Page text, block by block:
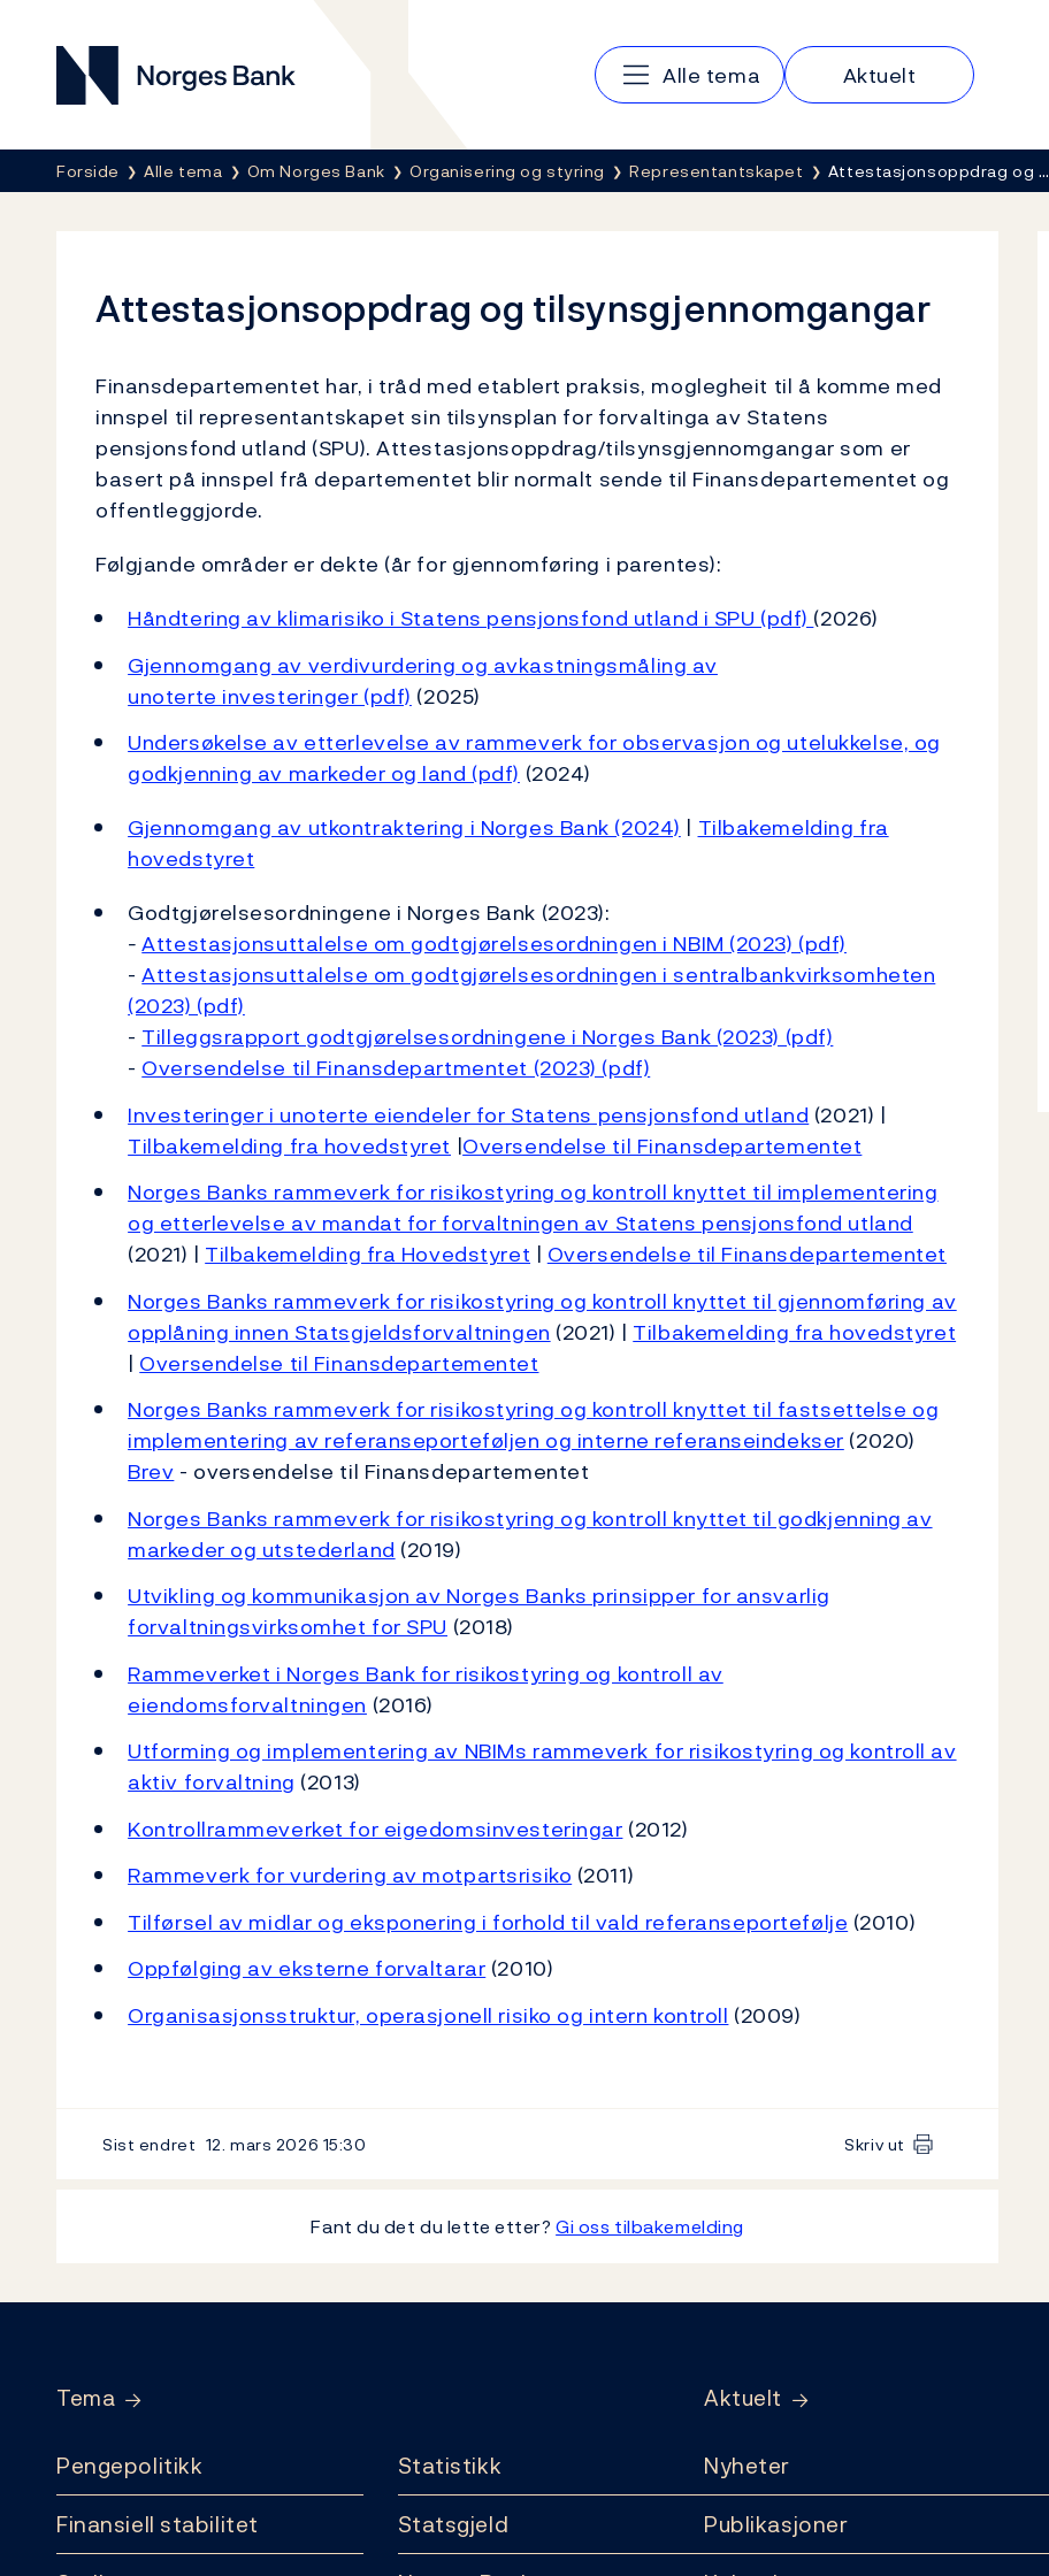
Norges Bank
Hovedmeny
Alle tema Aktuelt
Her er du nå:
Forside Alle tema Om Norges Bank Organisering og styring Representantskapet Attestasjonsoppdrag og …
Attestasjonsoppdrag og tilsynsgjennomgangar
Finansdepartementet har, i tråd med etablert praksis, moglegheit til å komme med
innspel til representantskapet sin tilsynsplan for forvaltinga av Statens
pensjonsfond utland (SPU). Attestasjonsoppdrag/tilsynsgjennomgangar som er
basert på innspel frå departementet blir normalt sende til Finansdepartementet og
offentleggjorde.
Følgjande områder er dekte (år for gjennomføring i parentes):
Håndtering av klimarisiko i Statens pensjonsfond utland i SPU (pdf) (2026)
Gjennomgang av verdivurdering og avkastningsmåling av
unoterte investeringer (pdf) (2025)
Undersøkelse av etterlevelse av rammeverk for observasjon og utelukkelse, og
godkjenning av markeder og land (pdf) (2024)
Gjennomgang av utkontraktering i Norges Bank (2024) | Tilbakemelding fra
hovedstyret
Godtgjørelsesordningene i Norges Bank (2023):
-Attestasjonsuttalelse om godtgjørelsesordningen i NBIM (2023) (pdf)
-Attestasjonsuttalelse om godtgjørelsesordningen i sentralbankvirksomheten
(2023) (pdf)
- Tilleggsrapport godtgjørelsesordningene i Norges Bank (2023) (pdf)
- Oversendelse til Finansdepartmentet (2023) (pdf)
Investeringer i unoterte eiendeler for Statens pensjonsfond utland (2021) |
Tilbakemelding fra hovedstyret |Oversendelse til Finansdepartementet
Norges Banks rammeverk for risikostyring og kontroll knyttet til implementering
og etterlevelse av mandat for forvaltningen av Statens pensjonsfond utland
(2021) | Tilbakemelding fra Hovedstyret | Oversendelse til Finansdepartementet
Norges Banks rammeverk for risikostyring og kontroll knyttet til gjennomføring av
opplåning innen Statsgjeldsforvaltningen (2021) | Tilbakemelding fra hovedstyret
| Oversendelse til Finansdepartementet
Norges Banks rammeverk for risikostyring og kontroll knyttet til fastsettelse og
implementering av referanseporteføljen og interne referanseindekser (2020)
Brev - oversendelse til Finansdepartementet
Norges Banks rammeverk for risikostyring og kontroll knyttet til godkjenning av
markeder og utstederland (2019)
Utvikling og kommunikasjon av Norges Banks prinsipper for ansvarlig
forvaltningsvirksomhet for SPU (2018)
Rammeverket i Norges Bank for risikostyring og kontroll av
eiendomsforvaltningen (2016)
Utforming og implementering av NBIMs rammeverk for risikostyring og kontroll av
aktiv forvaltning (2013)
Kontrollrammeverket for eigedomsinvesteringar (2012)
Rammeverk for vurdering av motpartsrisiko (2011)
Tilførsel av midlar og eksponering i forhold til vald referanseportefølje (2010)
Oppfølging av eksterne forvaltarar (2010)
Organisasjonsstruktur, operasjonell risiko og intern kontroll (2009)
Sist endret 12. mars 2026 15:30 Skriv ut
Fant du det du lette etter?Gi oss tilbakemelding
Tema
Pengepolitikk
Finansiell stabilitet
Statistikk
Statsgjeld
Aktuelt
Nyheter
Publikasjoner